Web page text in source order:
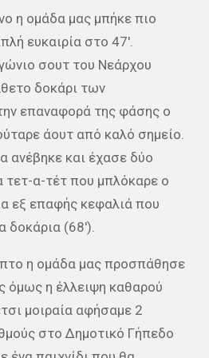
η ομάδα μας μπήκε πιο
ευκαιρία στο 47′.
σουτ του Νεάρχου
δοκάρι των
επαναφορά της φάσης ο
άουτ από καλό σημείο.
ανέβηκε και έχασε δύο
τετ-α-τέτ που μπλόκαρε ο
εξ επαφής κεφαλιά που
(68′).
η ομάδα μας προσπάθησε
όμως η έλλειψη καθαρού
μοιραία αφήσαμε 2
στο Δημοτικό Γήπεδο